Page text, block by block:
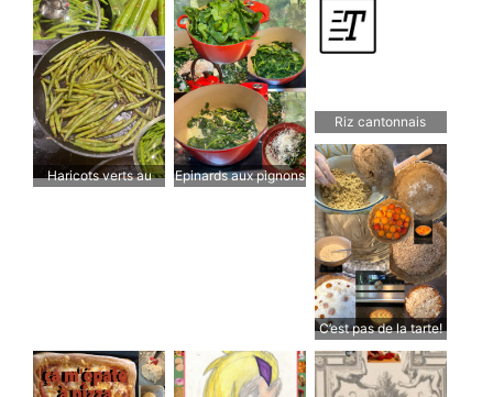
Haricots verts au
Epinards aux pignons
Riz cantonnais
C’est pas de la tarte!